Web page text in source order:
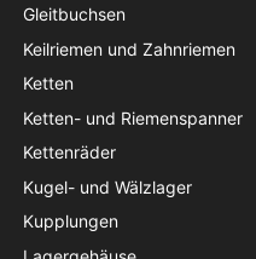
Gleitbuchsen
Keilriemen und Zahnriemen
Ketten
Ketten- und Riemenspanner
Kettenräder
Kugel- und Wälzlager
Kupplungen